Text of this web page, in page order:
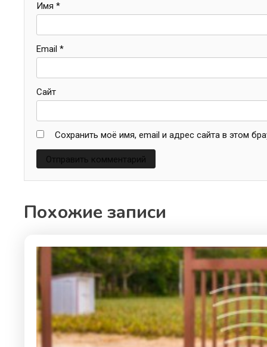
Имя *
Email *
Сайт
Сохранить моё имя, email и адрес сайта в этом
Похожие записи